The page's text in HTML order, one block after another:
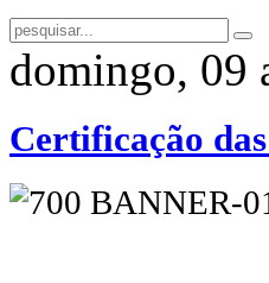
domingo, 09
Certificação